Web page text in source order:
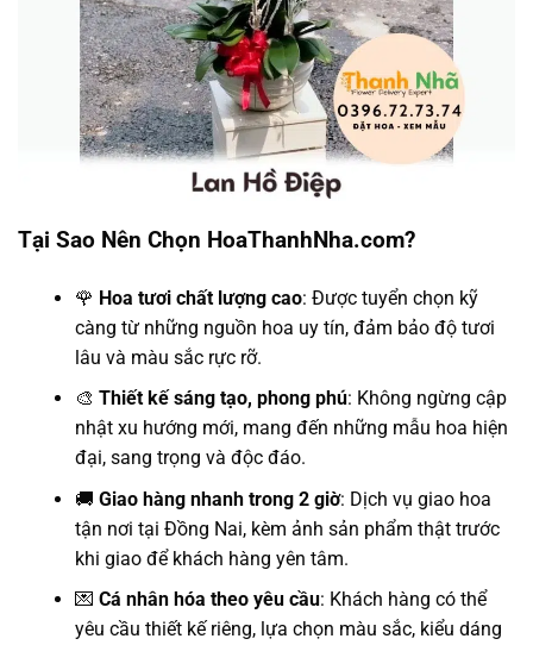
Tại Sao Nên Chọn HoaThanhNha.com?
🌹 Hoa tươi chất lượng cao: Được tuyển chọn kỹ
càng từ những nguồn hoa uy tín, đảm bảo độ tươi
lâu và màu sắc rực rỡ.
🎨 Thiết kế sáng tạo, phong phú: Không ngừng cập
nhật xu hướng mới, mang đến những mẫu hoa hiện
đại, sang trọng và độc đáo.
🚚 Giao hàng nhanh trong 2 giờ: Dịch vụ giao hoa
tận nơi tại Đồng Nai, kèm ảnh sản phẩm thật trước
khi giao để khách hàng yên tâm.
💌 Cá nhân hóa theo yêu cầu: Khách hàng có thể
yêu cầu thiết kế riêng, lựa chọn màu sắc, kiểu dáng